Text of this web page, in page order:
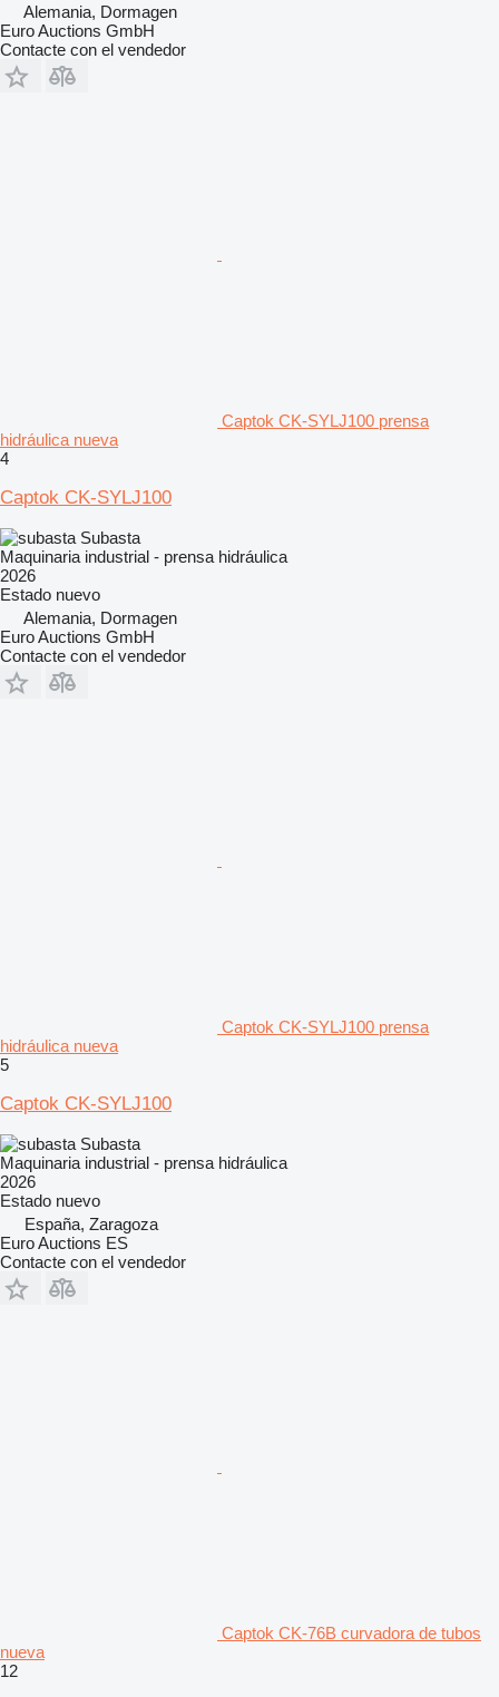
Alemania, Dormagen
Euro Auctions GmbH
Contacte con el vendedor
Captok CK-SYLJ100 prensa
hidráulica nueva
4
Captok CK-SYLJ100
Subasta
Maquinaria industrial - prensa hidráulica
2026
Estado nuevo
Alemania, Dormagen
Euro Auctions GmbH
Contacte con el vendedor
Captok CK-SYLJ100 prensa
hidráulica nueva
5
Captok CK-SYLJ100
Subasta
Maquinaria industrial - prensa hidráulica
2026
Estado nuevo
España, Zaragoza
Euro Auctions ES
Contacte con el vendedor
Captok CK-76B curvadora de tubos
nueva
12